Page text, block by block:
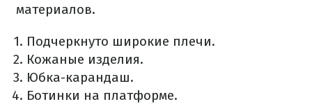
материалов.
Подчеркнуто широкие плечи.
Кожаные изделия.
Юбка-карандаш.
Ботинки на платформе.